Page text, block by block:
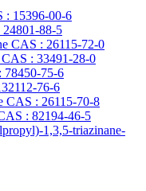
: 15396-00-6
88-5
CAS : 26115-72-0
: 33491-28-0
78450-75-6
76-6
CAS : 26115-70-8
: 82194-46-5
1,3,5-triazinane-